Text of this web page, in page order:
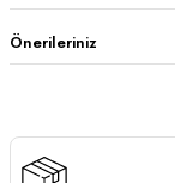
Önerileriniz